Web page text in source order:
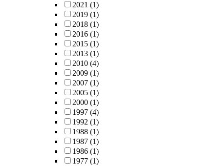
2021 (1)
2019 (1)
2018 (1)
2016 (1)
2015 (1)
2013 (1)
2010 (4)
2009 (1)
2007 (1)
2005 (1)
2000 (1)
1997 (4)
1992 (1)
1988 (1)
1987 (1)
1986 (1)
1977 (1)